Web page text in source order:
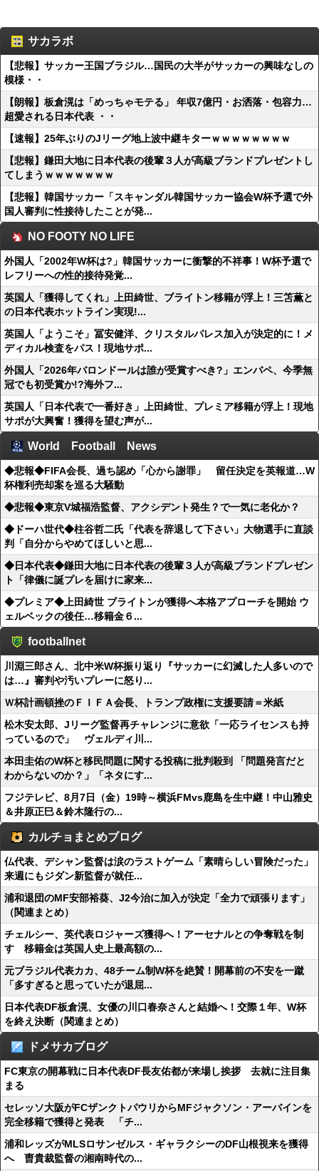
サカラボ
【悲報】サッカー王国ブラジル…国民の大半がサッカーの興味なしの
模様・・
【朗報】板倉滉は「めっちゃモテる」 年収7億円・お洒落・包容力…
超愛される日本代表 ・・
【速報】25年ぶりのJリーグ地上波中継キターｗｗｗｗｗｗｗｗ
【悲報】鎌田大地に日本代表の後輩３人が高級ブランドプレゼントし
てしまうｗｗｗｗｗｗｗ
【悲報】韓国サッカー「スキャンダル韓国サッカー協会W杯予選で外
国人審判に性接待したことが発...
NO FOOTY NO LIFE
外国人「2002年W杯は?」韓国サッカーに衝撃的不祥事！W杯予選で
レフリーへの性的接待発覚...
英国人「獲得してくれ」上田綺世、ブライトン移籍が浮上！三笘薫と
の日本代表ホットライン実現!...
英国人「ようこそ」冨安健洋、クリスタルパレス加入が決定的に！メ
ディカル検査をパス！現地サポ...
外国人「2026年バロンドールは誰が受賞すべき?」エンバペ、今季無
冠でも初受賞か!?海外フ...
英国人「日本代表で一番好き」上田綺世、プレミア移籍が浮上！現地
サポが大興奮！獲得を望む声が...
World Football News
◆悲報◆FIFA会長、過ち認め「心から謝罪」 留任決定を英報道…W
杯権利売却案を巡る大騒動
◆悲報◆東京V城福浩監督、アクシデント発生？で一気に老化か？
◆ドーハ世代◆柱谷哲二氏「代表を辞退して下さい」大物選手に直談
判「自分からやめてほしいと思...
◆日本代表◆鎌田大地に日本代表の後輩３人が高級ブランドプレゼン
ト「律儀に誕プレを届けに家来...
◆プレミア◆上田綺世 ブライトンが獲得へ本格アプローチを開始 ウ
ェルベックの後任…移籍金６...
footballnet
川淵三郎さん、北中米W杯振り返り『サッカーに幻滅した人多いので
は…』審判や汚いプレーに怒り...
Ｗ杯計画頓挫のＦＩＦＡ会長、トランプ政権に支援要請＝米紙
松木安太郎、Jリーグ監督再チャレンジに意欲「一応ライセンスも持
っているので」 ヴェルディ川...
本田圭佑のW杯と移民問題に関する投稿に批判殺到 「問題発言だと
わからないのか？」「ネタにす...
フジテレビ、8月7日（金）19時～横浜FMvs鹿島を生中継！中山雅史
＆井原正巳＆鈴木隆行の...
カルチョまとめブログ
仏代表、デシャン監督は涙のラストゲーム「素晴らしい冒険だった」
来週にもジダン新監督が就任...
浦和退団のMF安部裕葵、J2今治に加入が決定「全力で頑張ります」
（関連まとめ）
チェルシー、英代表ロジャーズ獲得へ！アーセナルとの争奪戦を制
す 移籍金は英国人史上最高額の...
元ブラジル代表カカ、48チーム制W杯を絶賛！開幕前の不安を一蹴
「多すぎると思っていたが退屈...
日本代表DF板倉滉、女優の川口春奈さんと結婚へ！交際１年、W杯
を終え決断（関連まとめ）
ドメサカブログ
FC東京の開幕戦に日本代表DF長友佑都が来場し挨拶 去就に注目集
まる
セレッソ大阪がFCザンクトパウリからMFジャクソン・アーバインを
完全移籍で獲得と発表 「チ...
浦和レッズがMLSロサンゼルス・ギャラクシーのDF山根視来を獲得
へ 曺貴裁監督の湘南時代の...